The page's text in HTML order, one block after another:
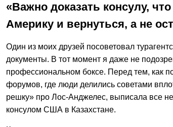
«Важно доказать консулу,
Америку и вернуться, а не
Один из моих друзей посоветовал
документы. В тот момент я даже не
профессиональном боксе. Перед тем, как
форумов, где люди делились советами
решку» про Лос-Анджелес, выписала все
консулом США в Казахстане.